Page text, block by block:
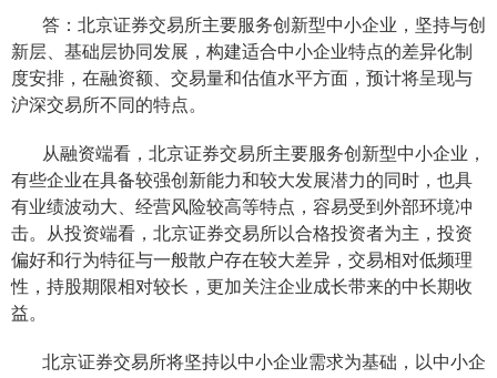
答：北京证券交易所主要服务创新型中小企业，坚持与创
新层、基础层协同发展，构建适合中小企业特点的差异化制
度安排，在融资额、交易量和估值水平方面，预计将呈现与
沪深交易所不同的特点。
从融资端看，北京证券交易所主要服务创新型中小企业，
有些企业在具备较强创新能力和较大发展潜力的同时，也具
有业绩波动大、经营风险较高等特点，容易受到外部环境冲
击。从投资端看，北京证券交易所以合格投资者为主，投资
偏好和行为特征与一般散户存在较大差异，交易相对低频理
性，持股期限相对较长， 更加关注企业成长带来的中长期收
益。
北京证券交易所将坚持以中小企业需求为基础，以中小企